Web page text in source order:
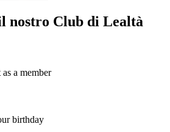
nostro Club di Lealtà
a member
birthday